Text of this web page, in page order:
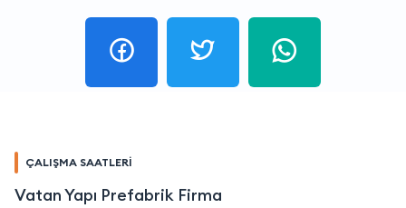
ÇALIŞMA SAATLERİ
Vatan Yapı Prefabrik Firma